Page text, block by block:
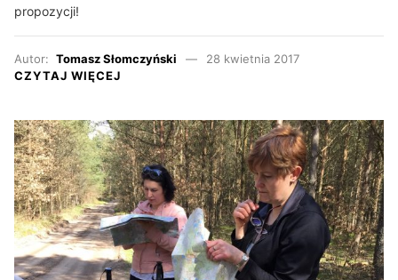
propozycji!
Autor: Tomasz Słomczyński
28 kwietnia 2017
CZYTAJ WIĘCEJ